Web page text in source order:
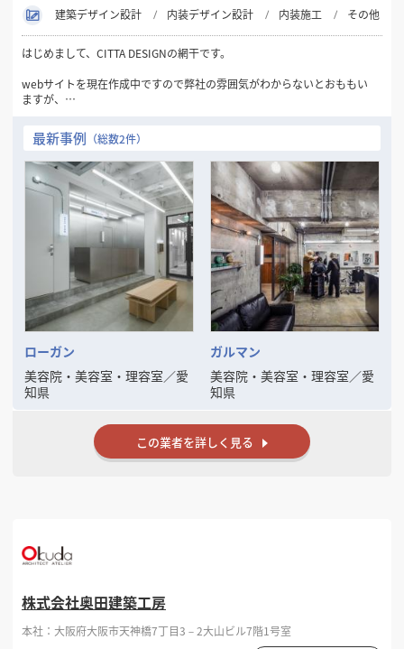
建築デザイン設計
内装デザイン設計 内装施工 その他
はじめまして、CITTA DESIGNの網干です。
webサイトを現在作成中ですので弊社の雰囲気がわからないとおももい
ますが、
いただいております。
CITTA DESIGNは、お店づくりに関してあらゆる段階のお仕事でもご相談
を承っております!
物件を一緒に選んでほしい、店名・キャッチコピーを一緒に考えてほし
いなどなど、
お客様と一緒にそれぞれのアイデアをユニークにしお店を作っていきま
ヒアリングでは、ご要望、イメージ、ご予算など、オーナー様の考えて
いらっしゃる空間の構想を全て私たちにぶつけてください！ここで私た
ちは、条件面の整理を行います◎
参考資料・イメージ写真などありましたら、それに合わせてデザイン提
案させていただきます。
開店計画の初期段階でのご依頼につきましては、物件選びからお手伝い
いたします。オーナー様のご予算、店舗の業態、希望立地などに合わせ
て最適な物件をお探しいたしますので、お気軽にご相談ください。物件
過去の実績と経験を活かし、共にお店を作りあげていければと思いま
最新事例 （総数2件）
ローガン
美容院・美容室・理容室／愛
知県
ガルマン
美容院・美容室・理容室／愛
知県
この業者を詳しく見る
株式会社奥田建築工房
本社：大阪府大阪市天神橋7丁目3－2大山ビル7階1号室